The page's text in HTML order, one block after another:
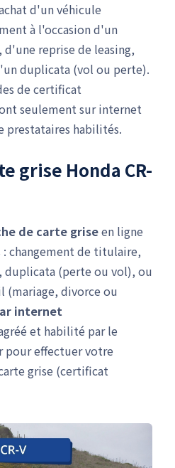
d'un véhicule
à l'occasion d'un
reprise de leasing,
duplicata (vol ou perte).
de certificat
seulement sur internet
prestataires habilités.
grise Honda CR-
de carte griseen ligne
changement de titulaire,
duplicata (perte ou vol), ou
(mariage, divorce ou
internet
et habilité par le
pour effectuer votre
grise (certificat